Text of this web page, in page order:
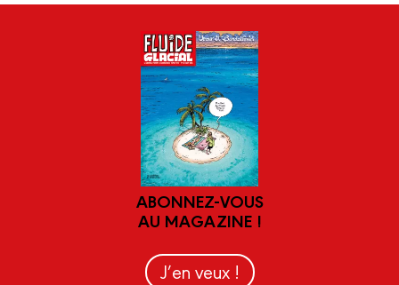
ABONNEZ-VOUS
AU MAGAZINE !
J’en veux !